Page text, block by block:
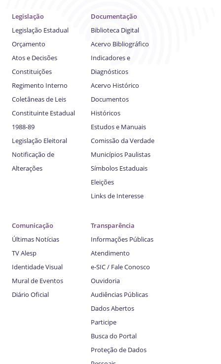
Legislação
Legislação Estadual
Orçamento
Atos e Decisões
Constituições
Regimento Interno
Coletâneas de Leis
Constituinte Estadual
1988-89
Legislação Eleitoral
Notificação de
Alterações
Documentação
Biblioteca Digital
Acervo Bibliográfico
Indicadores e
Diagnósticos
Acervo Histórico
Documentos
Históricos
Estudos e Manuais
Comissão da Verdade
Municípios Paulistas
Símbolos Estaduais
Eleições
Links de Interesse
Comunicação
Últimas Notícias
TV Alesp
Identidade Visual
Mural de Eventos
Diário Oficial
Transparência
Informações Públicas
Atendimento
e-SIC / Fale Conosco
Ouvidoria
Audiências Públicas
Dados Abertos
Participe
Busca do Portal
Proteção de Dados